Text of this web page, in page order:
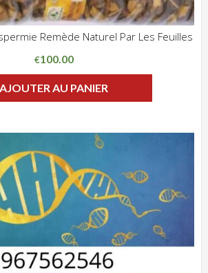
Remède Naturel Par Les Feuilles
€100.00
AJOUTER AU PANIER